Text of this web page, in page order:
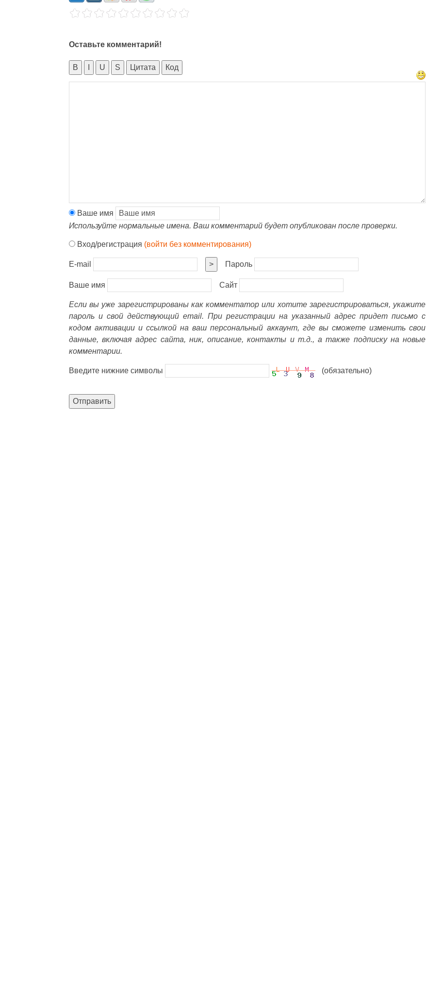
Оставьте комментарий!
B U S Цитата Код
Ваше имя
Используйте нормальные имена. Ваш комментарий будет опубликован после проверки.
Вход/регистрация (войти без комментирования)
E-mail > Пароль
Ваше имя Сайт
Если вы уже зарегистрированы как комментатор или хотите зарегистрироваться, укажите
пароль и свой действующий email. При регистрации на указанный адрес придет письмо с
кодом активации и ссылкой на ваш персональный аккаунт, где вы сможете изменить свои
данные, включая адрес сайта, ник, описание, контакты и т.д., а также подписку на новые
комментарии.
Введите нижние символы (обязательно)
Отправить